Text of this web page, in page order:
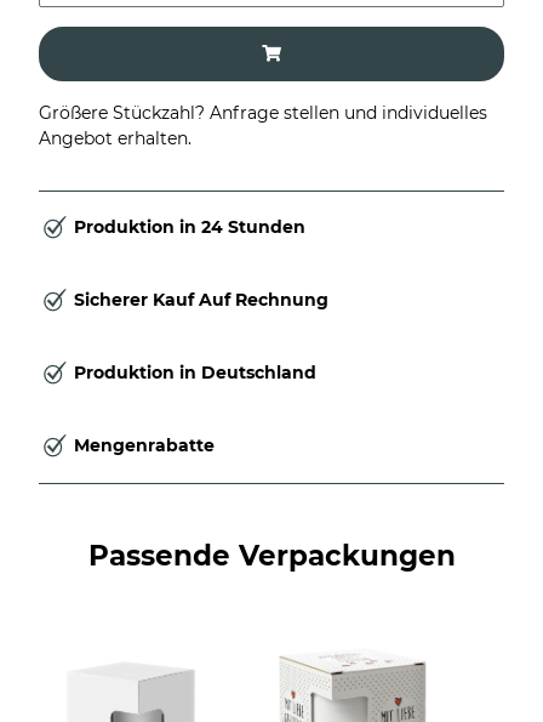
Größere Stückzahl? Anfrage stellen und individuelles
Angebot erhalten.
Produktion in 24 Stunden
Sicherer Kauf Auf Rechnung
Produktion in Deutschland
Mengenrabatte
Passende Verpackungen